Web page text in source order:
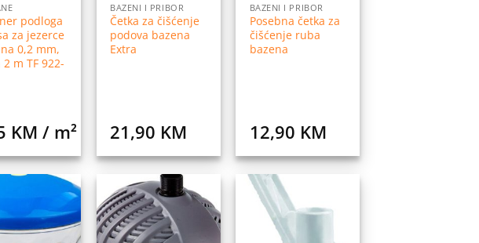
podloga
za jezerce
0,2 mm,
m TF 922-
KM / m²
BAZENI I PRIBOR
Četka za čišćenje
podova bazena
Extra
21,90 KM
BAZENI I PRIBOR
Posebna četka za
čišćenje ruba
bazena
12,90 KM
Dodaj
na
Dodaj